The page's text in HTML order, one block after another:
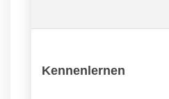
Kennenlernen